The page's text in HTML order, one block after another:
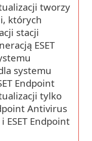
tworzy
których
stacji
ESET
systemu
Endpoint
tylko
Antivirus
ESET Endpoint